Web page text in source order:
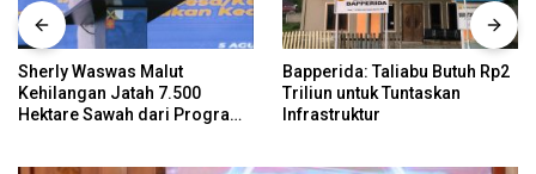
Sherly Waswas Malut
Kehilangan Jatah 7.500
Hektare Sawah dari Program
Bapperida: Taliabu Butuh Rp2
Triliun untuk Tuntaskan
Infrastruktur